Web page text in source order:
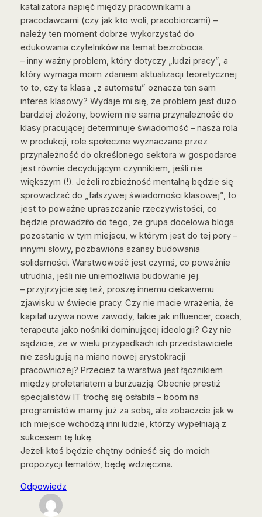
katalizatora napięć między pracownikami a
pracodawcami (czy jak kto woli, pracobiorcami) –
należy ten moment dobrze wykorzystać do
edukowania czytelników na temat bezrobocia.
– inny ważny problem, który dotyczy „ludzi pracy”, a
który wymaga moim zdaniem aktualizacji teoretycznej
to to, czy ta klasa „z automatu” oznacza ten sam
interes klasowy? Wydaje mi się, że problem jest dużo
bardziej złożony, bowiem nie sama przynależność do
klasy pracującej determinuje świadomość – nasza rola
w produkcji, role społeczne wyznaczane przez
przynależność do określonego sektora w gospodarce
jest równie decydującym czynnikiem, jeśli nie
większym (!). Jeżeli rozbieżność mentalną będzie się
sprowadzać do „fałszywej świadomości klasowej”, to
jest to poważne upraszczanie rzeczywistości, co
będzie prowadziło do tego, że grupa docelowa bloga
pozostanie w tym miejscu, w którym jest do tej pory –
innymi słowy, pozbawiona szansy budowania
solidarności. Warstwowość jest czymś, co poważnie
utrudnia, jeśli nie uniemożliwia budowanie jej.
– przyjrzyjcie się też, proszę innemu ciekawemu
zjawisku w świecie pracy. Czy nie macie wrażenia, że
kapitał używa nowe zawody, takie jak influencer, coach,
terapeuta jako nośniki dominującej ideologii? Czy nie
sądzicie, że w wielu przypadkach ich przedstawiciele
nie zasługują na miano nowej arystokracji
pracowniczej? Przecież ta warstwa jest łącznikiem
między proletariatem a burżuazją. Obecnie prestiż
specjalistów IT trochę się osłabiła – boom na
programistów mamy już za sobą, ale zobaczcie jak w
ich miejsce wchodzą inni ludzie, którzy wypełniają z
sukcesem tę lukę.
Jeżeli ktoś będzie chętny odnieść się do moich
propozycji tematów, będę wdzięczna.
Odpowiedz